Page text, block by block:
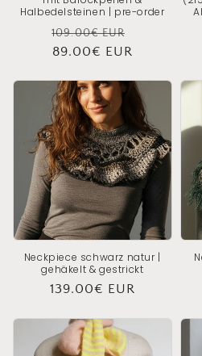
Halbedelsteinen | pre-order
Normaler
Preis
109.00€ EUR
89.00€ EUR
Neckpiece schwarz natur |
gehäkelt & gestrickt
Normaler
139.00€ EUR